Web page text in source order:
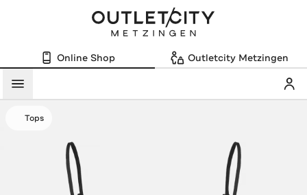
Online Shop Outletcity Metzingen
Menü
Tops